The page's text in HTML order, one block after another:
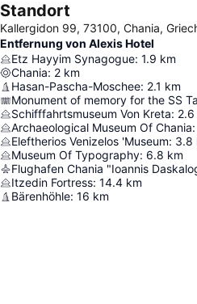
Standort
Κallergidon 99, 73100, Chania,
Entfernung von Alexis Hotel
Etz Hayyim Synagogue: 1.9 km
Chania: 2 km
Hasan-Pascha-Moschee: 2.1 km
Monument of memory for the SS
Schifffahrtsmuseum Von Kreta: 2.6
Archaeological Museum Of Chania:
Eleftherios Venizelos 'Museum: 3.8
Museum Of Typography: 6.8 km
Flughafen Chania "Ioannis
Itzedin Fortress: 14.4 km
Bärenhöhle: 16 km